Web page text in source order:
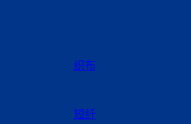
织布
短纤